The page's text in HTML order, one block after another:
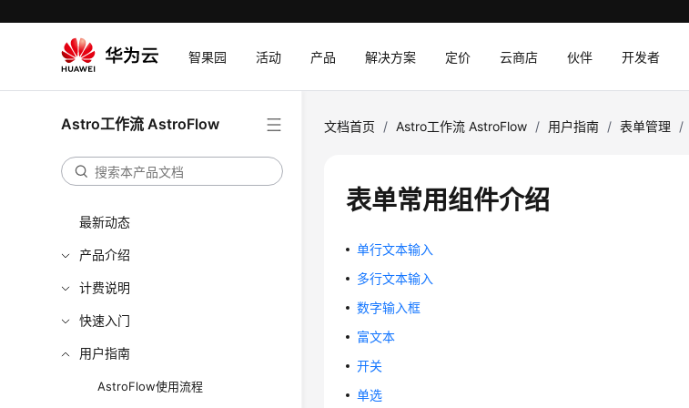
智果园 活动 产品 解决方案 定价 云商店 伙伴 开发者
Astro工作流 AstroFlow
最新动态
产品介绍
计费说明
快速入门
用户指南
AstroFlow使用流程
文档首页 / Astro工作流 AstroFlow / 用户指南 / 表单管理 /
表单常用组件介绍
单行文本输入
多行文本输入
数字输入框
富文本
开关
单选